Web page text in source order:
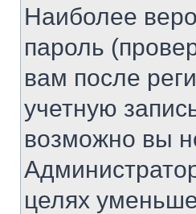
Наиболее
пароль
вам после
учетную
возможно вы
целях